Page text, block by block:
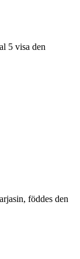
5 visa den
föddes den